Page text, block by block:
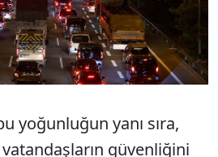
yoğunluğun yanı sıra,
güvenliğini